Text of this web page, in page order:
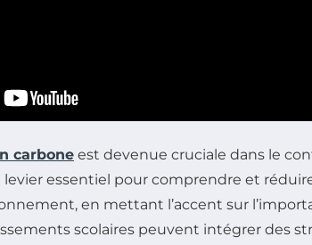
carbone est devenue cruciale dans le
essentiel pour comprendre et
en mettant l’accent sur
scolaires peuvent intégrer des